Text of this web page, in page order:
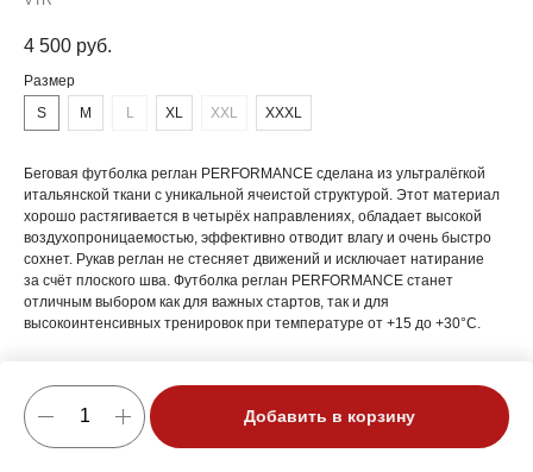
4 500 руб.
Размер
S
M L XL XXL XXXL
Добавить в корзину
Беговая футболка реглан PERFORMANCE сделана из ультралёгкой
итальянской ткани с уникальной ячеистой структурой. Этот материал
хорошо растягивается в четырёх направлениях, обладает высокой
воздухопроницаемостью, эффективно отводит влагу и очень быстро
сохнет. Рукав реглан не стесняет движений и исключает натирание
за счёт плоского шва. Футболка реглан PERFORMANCE станет
отличным выбором как для важных стартов, так и для
высокоинтенсивных тренировок при температуре от +15 до +30°C.